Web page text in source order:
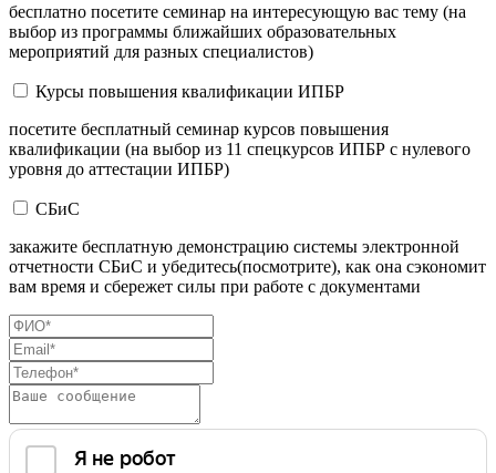
бесплатно посетите семинар на интересующую вас тему (на
выбор из программы ближайших образовательных
мероприятий для разных специалистов)
Курсы повышения квалификации ИПБР
посетите бесплатный семинар курсов повышения
квалификации (на выбор из 11 спецкурсов ИПБР с нулевого
уровня до аттестации ИПБР)
СБиС
закажите бесплатную демонстрацию системы электронной
отчетности СБиС и убедитесь(посмотрите), как она сэкономит
вам время и сбережет силы при работе с документами